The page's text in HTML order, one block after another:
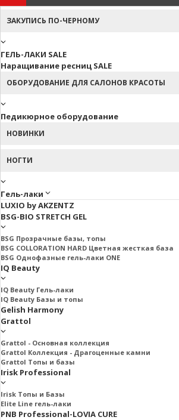
ЗАКУПИСЬ ПО-ЧЕРНОМУ
ГЕЛЬ-ЛАКИ SALE
Наращивание ресниц SALE
ОБОРУДОВАНИЕ ДЛЯ САЛОНОВ КРАСОТЫ
Педикюрное оборудование
НОВИНКИ
НОГТИ
Гель-лаки
LUXIO by AKZENTZ
BSG-BIO STRETCH GEL
BSG Прозрачные базы, топы
BSG COLLORATION HARD Цветная жесткая база
BSG Однофазные гель-лаки ONE
IQ Beauty
IQ Beauty Гель-лаки
IQ Beauty Базы и топы
Gelish Harmony
Grattol
Grattol - Oснoвнaя коллекция
Grattol Коллекция - Драгоценные камни
Grattol Топы и базы
Irisk Professional
Irisk Топы и Базы
Elite Line гель-лаки
PNB Professional-LOVIA CURE